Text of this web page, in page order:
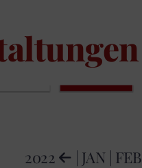
2022 | JAN | FEB